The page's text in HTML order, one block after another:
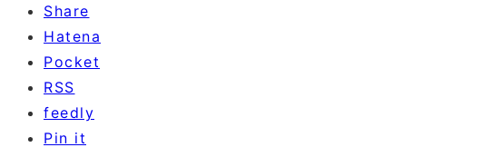
Share
Hatena
Pocket
RSS
feedly
Pin it